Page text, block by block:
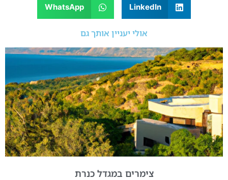
LinkedIn
WhatsApp
אולי יעניין אותך גם
צימרים במגדל כנרת